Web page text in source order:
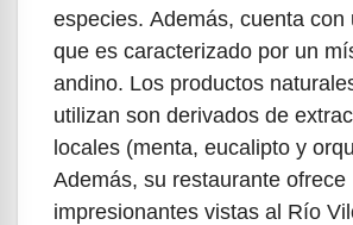
especies. Además, cuenta con
que es caracterizado por un
andino. Los productos
utilizan son derivados de
locales (menta, eucalipto y
Además, su restaurante ofrece
impresionantes vistas al Río